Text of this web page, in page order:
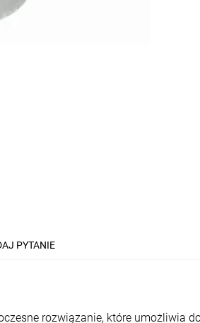
PYTANIE
rozwiązanie, które umożliwia